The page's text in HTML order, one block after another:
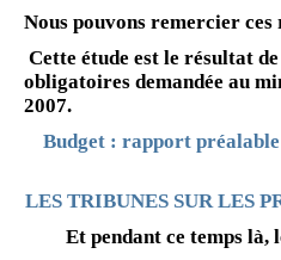
Nous pouvons remercier
Cette étude est le résultat
obligatoires demandée au
2007.
Budget : rapport
LES TRIBUNES SUR LES
Et pendant ce temps là,